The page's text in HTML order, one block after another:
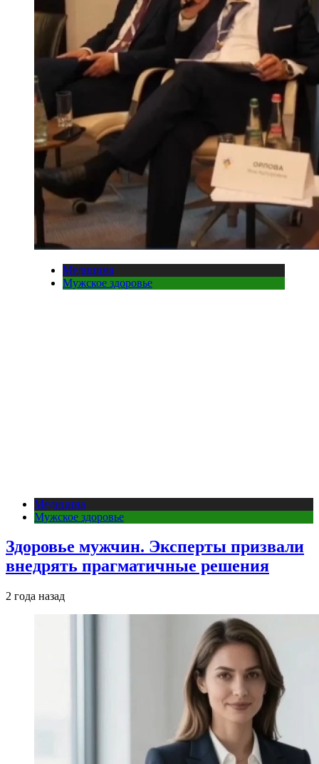
Медицина
Мужское здоровье
Медицина
Мужское здоровье
Здоровье мужчин. Эксперты призвали
внедрять прагматичные решения
2 года назад